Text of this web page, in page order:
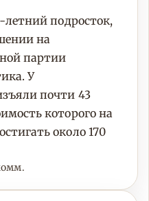
летний подросток,
на
партии
У
почти 43
которого на
около 170